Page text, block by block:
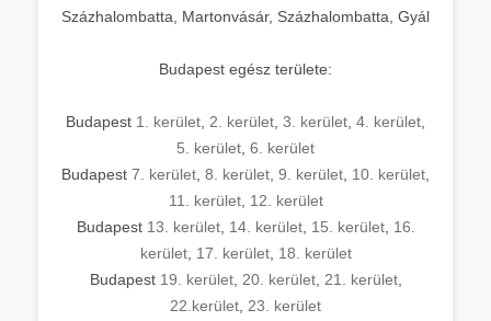
Százhalombatta, Martonvásár, Százhalombatta, Gyál
Budapest egész területe:
Budapest 1. kerület 2. kerület 3. kerület 4. kerület
5. kerület 6. kerület
Budapest 7. kerület 8. kerület 9. kerület 10. kerület
11. kerület, 12. kerület
Budapest 13. kerület, 14. kerület, 15. kerület, 16.
kerület, 17. kerület, 18. kerület
Budapest 19. kerület, 20. kerület, 21. kerület,
22.kerület 23. kerület